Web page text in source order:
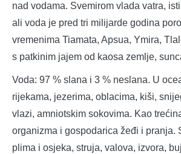
nad vodama. Svemirom vlada vatra,
ali voda je pred tri milijarde godina
vremenima Tiamata, Apsua, Ymira,
s patkinim jajem od kaosa zemlje,
Voda: 97 % slana i 3 % neslana. U
rijekama, jezerima, oblacima, kiši,
vlazi, amniotskim sokovima. Kao
organizma i gospodarica žeđi i pranja.
plima i osjeka, struja, valova, izvora,